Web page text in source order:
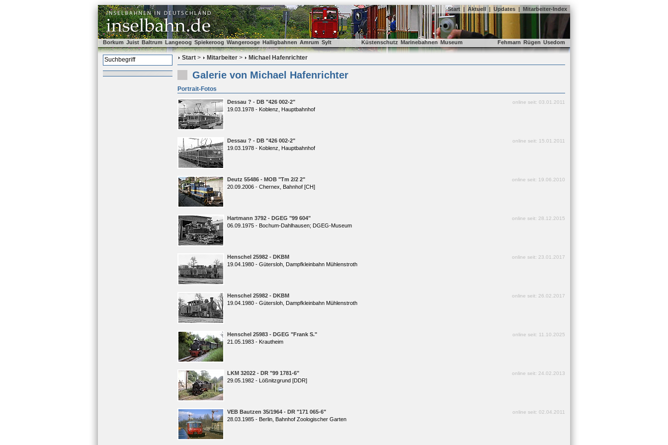
Start | Aktuell | Updates | Mitarbeiter-Index
Borkum Juist Baltrum Langeoog Spiekeroog Wangerooge Halligbahnen Amrum Sylt Küstenschutz Marinebahnen Museum Fehmarn Rügen Usedom
Start > Mitarbeiter > Michael Hafenrichter
Galerie von Michael Hafenrichter
Portrait-Fotos
Dessau ? - DB "426 002-2" online seit: 03.01.2011
19.03.1978 - Koblenz, Hauptbahnhof
Dessau ? - DB "426 002-2" online seit: 15.01.2011
19.03.1978 - Koblenz, Hauptbahnhof
Deutz 55486 - MOB "Tm 2/2 2" online seit: 19.06.2010
20.09.2006 - Chernex, Bahnhof [CH]
Hartmann 3792 - DGEG "99 604" online seit: 28.12.2015
06.09.1975 - Bochum-Dahlhausen; DGEG-Museum
Henschel 25982 - DKBM online seit: 23.01.2017
19.04.1980 - Gütersloh, Dampfkleinbahn Mühlenstroth
Henschel 25982 - DKBM online seit: 26.02.2017
19.04.1980 - Gütersloh, Dampfkleinbahn Mühlenstroth
Henschel 25983 - DGEG "Frank S." online seit: 11.10.2025
21.05.1983 - Krautheim
LKM 32022 - DR "99 1781-6" online seit: 24.02.2013
29.05.1982 - Lößnitzgrund [DDR]
VEB Bautzen 35/1964 - DR "171 065-6" online seit: 02.04.2011
28.03.1985 - Berlin, Bahnhof Zoologischer Garten